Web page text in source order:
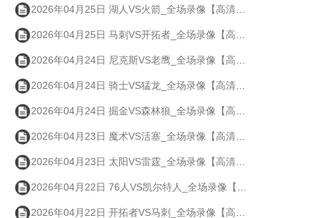
2026年04月25日 湖人VS火箭_全场录像【高清回放】
2026年04月25日 马刺VS开拓者_全场录像【高清回放】
2026年04月24日 尼克斯VS老鹰_全场录像【高清回放】
2026年04月24日 骑士VS猛龙_全场录像【高清回放】
2026年04月24日 掘金VS森林狼_全场录像【高清回放】
2026年04月23日 魔术VS活塞_全场录像【高清回放】
2026年04月23日 太阳VS雷霆_全场录像【高清回放】
2026年04月22日 76人VS凯尔特人_全场录像【高清回放】
2026年04月22日 开拓者VS马刺_全场录像【高清回放】